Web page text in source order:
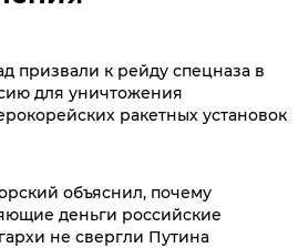
призвали к рейду спецназа в
для уничтожения
ракетных установок
объяснил, почему
деньги российские
не свергли Путина